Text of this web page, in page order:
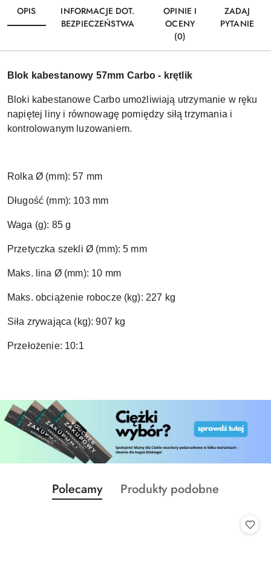
OPIS
INFORMACJE DOT.
BEZPIECZEŃSTWA
OPINIE I
OCENY
(0)
ZADAJ
PYTANIE
Blok kabestanowy 57mm Carbo - krętlik
Bloki kabestanowe Carbo umożliwiają utrzymanie w ręku
napiętej liny i równowagę pomiędzy siłą trzymania i
kontrolowanym luzowaniem.
Rolka Ø (mm): 57 mm
Długość (mm): 103 mm
Waga (g): 85 g
Przetyczka szekli Ø (mm): 5 mm
Maks. lina Ø (mm): 10 mm
Maks. obciążenie robocze (kg): 227 kg
Siła zrywająca (kg): 907 kg
Przełożenie: 10:1
Pomiń karuzelę produktów
Produkty
o
Polecamy
Produkty
Produkty podobne